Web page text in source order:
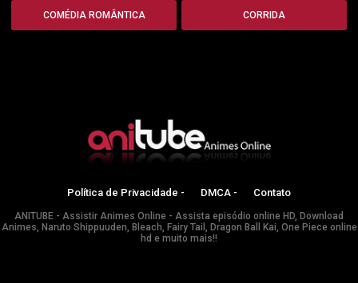
COMÉDIA ROMÂNTICA CORRIDA
Política de Privacidade - DMCA - Contato
ANITUBE - Assistir Animes Online - Assista episódio online HD, Download
Animes, Naruto Shippuuden, Bleach, Fairy Tail, Dragon Ball Kai, One Piece online
hd e muito mais!!